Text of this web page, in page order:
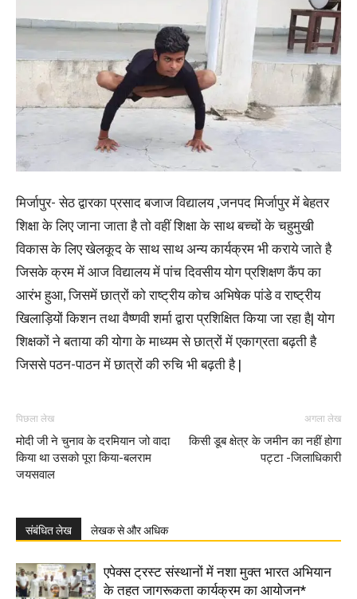
मिर्जापुर- सेठ द्वारका प्रसाद बजाज विद्यालय ,जनपद मिर्जापुर में बेहतर
शिक्षा के लिए जाना जाता है तो वहीं शिक्षा के साथ बच्चों के चहुमुखी
विकास के लिए खेलकूद के साथ साथ अन्य कार्यक्रम भी कराये जाते है
जिसके क्रम में आज विद्यालय में पांच दिवसीय योग प्रशिक्षण कैंप का
आरंभ हुआ, जिसमें छात्रों को राष्ट्रीय कोच अभिषेक पांडे व राष्ट्रीय
खिलाड़ियों किशन तथा वैष्णवी शर्मा द्वारा प्रशिक्षित किया जा रहा है| योग
शिक्षकों ने बताया की योगा के माध्यम से छात्रों में एकाग्रता बढ़ती है
जिससे पठन-पाठन में छात्रों की रुचि भी बढ़ती है |
पिछला लेख
मोदी जी ने चुनाव के दरमियान जो वादा
किया था उसको पूरा किया-बलराम
जयसवाल
अगला लेख
किसी डूब क्षेत्र के जमीन का नहीं होगा
पट्टा -जिलाधिकारी
संबंधित लेख लेखक से और अधिक
एपेक्स ट्रस्ट संस्थानों में नशा मुक्त भारत अभियान
के तहत जागरूकता कार्यक्रम का आयोजन*